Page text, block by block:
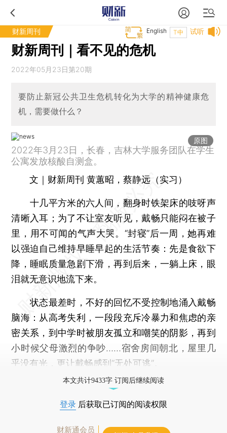
财新周刊 试听
T中
English
财新周刊｜看不见的危机
2022年05月23日第20期
要防止新冠公共卫生危机转化为大学的精神健康危
机，需要做什么？
原图
2022年3月23日，长春，吉林大学服务团队在学生
公寓发放核酸自测盒。
文｜财新周刊 黄蕙昭，蔡静远（实习）
十几平方米的六人间，翻身时铁架床的吱呀声
清晰入耳；为了不让室友听见，戴畅只能闷在被子
里，用不可闻的气声大哭。“封寝”后一周，她再难
以强迫自己维持早睡早起的生活节奏：先是食欲下
降，睡眠质量急剧下滑，再到后来，一躺上床，眼
泪就无意识地流下来。
状态最差时，不好的回忆不受控制地涌入戴畅
脑海：从高考失利，一段段充斥冷暴力和焦虑的亲
密关系，到中学时被朋友孤立和嘲笑的阴影，再到
小时候父母激烈的争吵……宿舍房间朝北，屋里几
乎没有光，更让戴畅感到“无处可逃”。
本文共计9433字 订阅后继续阅读
登录 后获取已订阅的阅读权限
财新通会员